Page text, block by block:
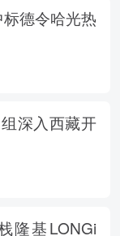
德令哈光热
深入西藏开
隆基LONGi